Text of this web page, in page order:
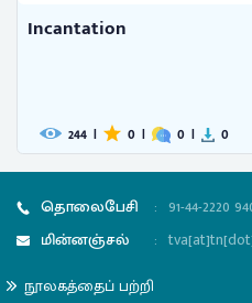
Incantation
244 | 0 | 0 | 0
தொலைபேசி : 91-44-2220
மின்னஞ்சல்
:
நூலகத்தைப் பற்றி